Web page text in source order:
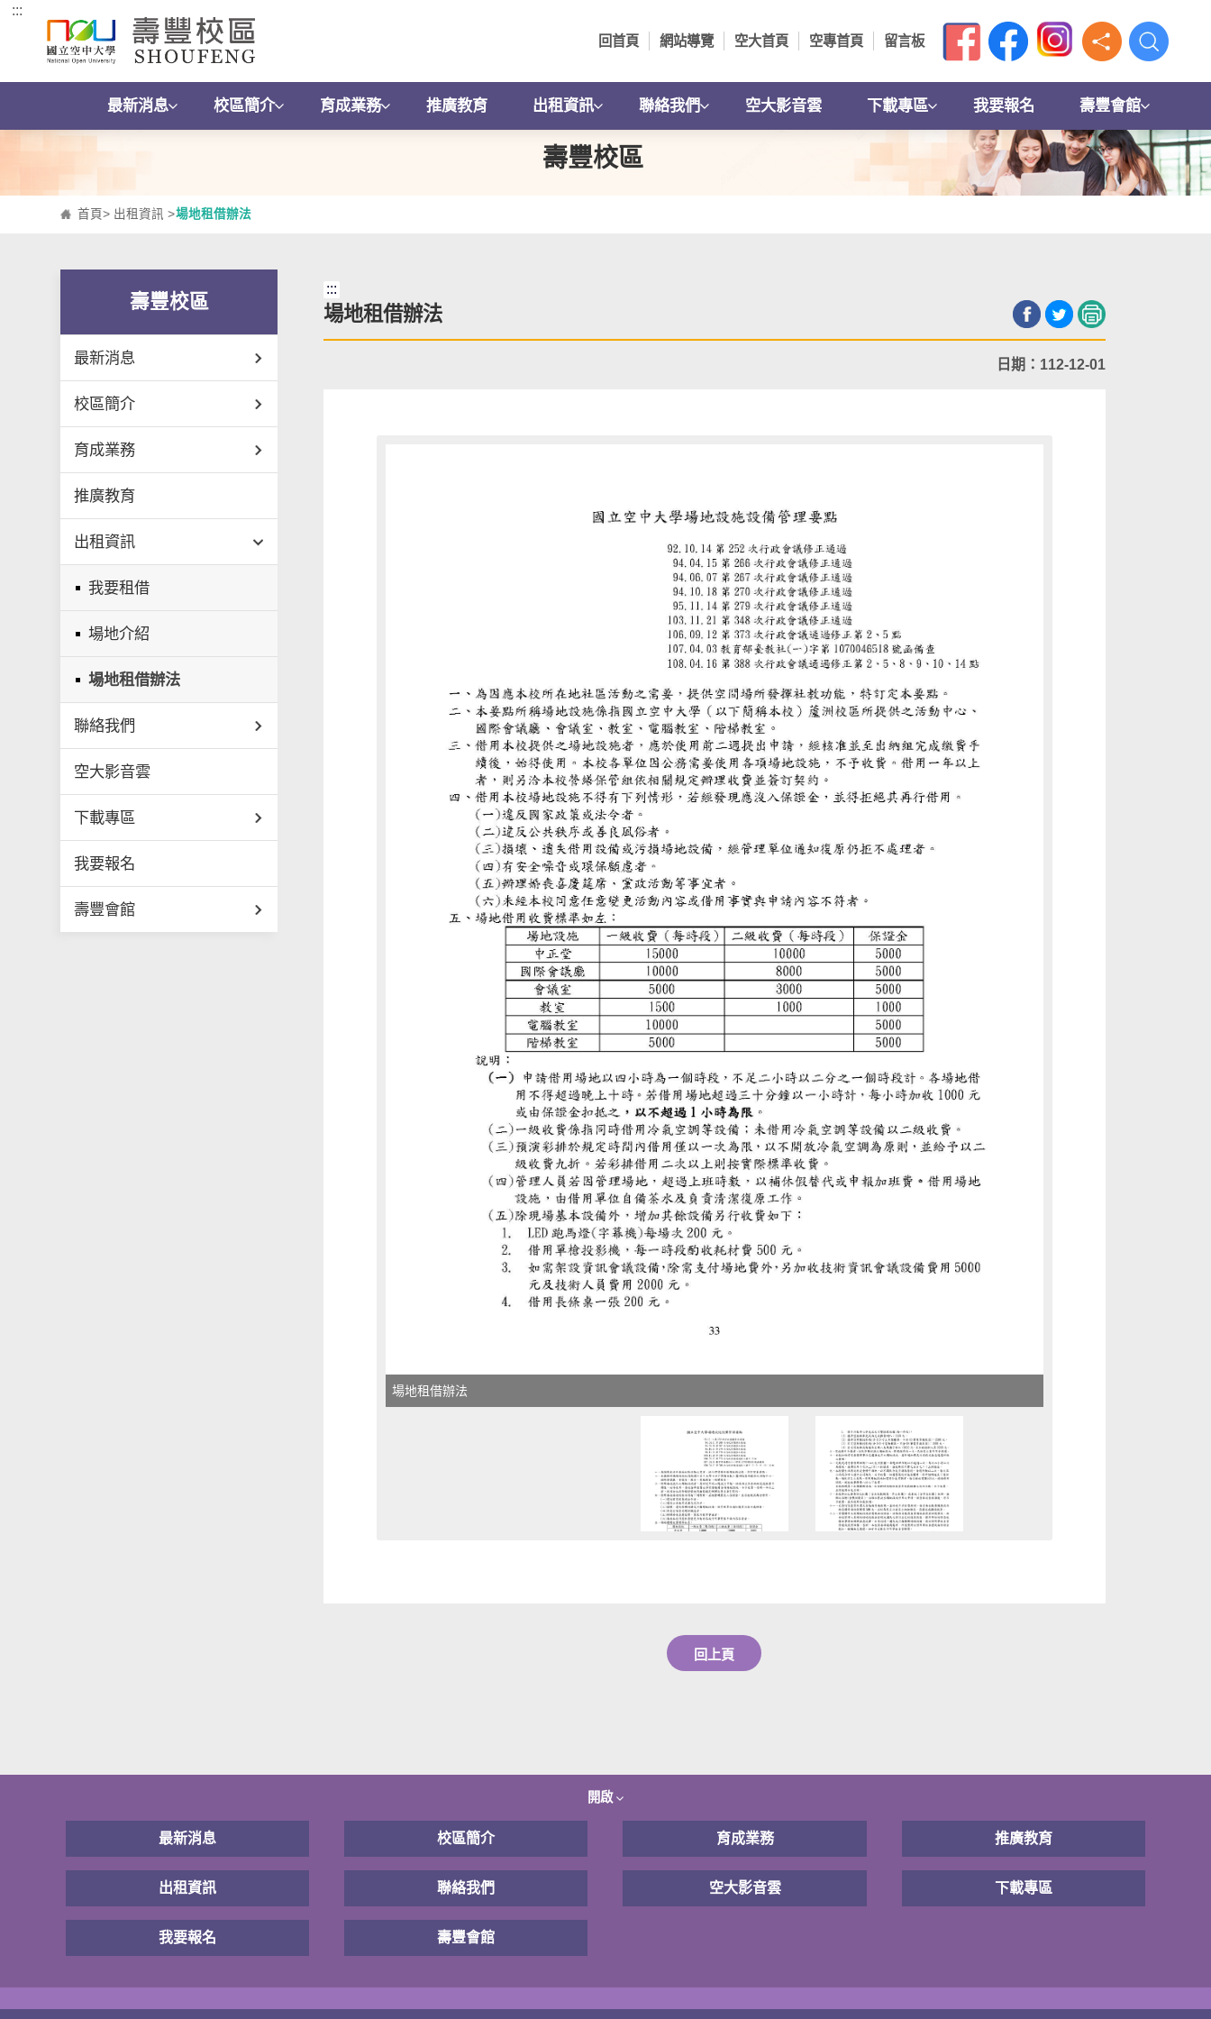
跳到主要內容區塊
:::
回首頁 網站導覽 空大首頁 空專首頁 留言板
最新消息 校區簡介 育成業務 推廣教育 出租資訊 聯絡我們 空大影音雲 下載專區 我要報名 壽豐會館
壽豐校區
首頁> 出租資訊 >場地租借辦法
壽豐校區
最新消息
校區簡介
育成業務
推廣教育
出租資訊
我要租借
場地介紹
場地租借辦法
聯絡我們
空大影音雲
下載專區
我要報名
壽豐會館
:::
場地租借辦法
日期：112-12-01
場地租借辦法
回上頁
開啟
最新消息 校區簡介 育成業務 推廣教育
出租資訊 聯絡我們 空大影音雲 下載專區
我要報名 壽豐會館